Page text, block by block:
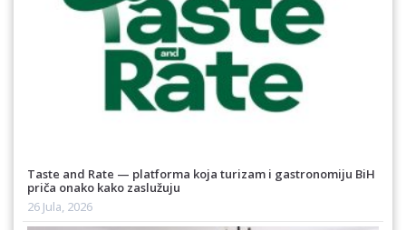
Taste and Rate — platforma koja turizam i gastronomiju BiH
priča onako kako zaslužuju
26 Jula, 2026